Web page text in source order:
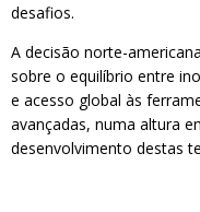
desafios.
A decisão norte-
sobre o equilíbrio entre
e acesso global às
avançadas, numa altura
desenvolvimento destas